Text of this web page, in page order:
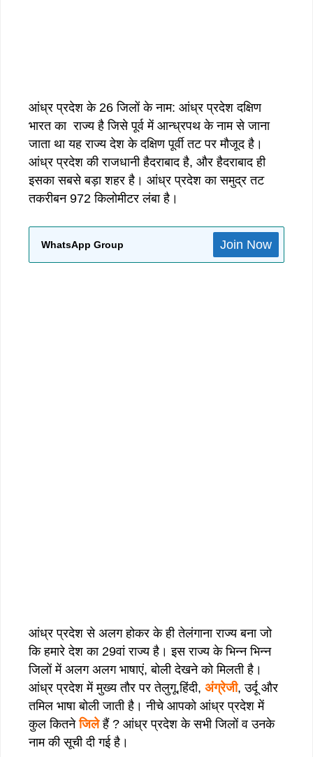
आंध्र प्रदेश के 26 जिलों के नाम: आंध्र प्रदेश दक्षिण
भारत का राज्य है जिसे पूर्व में आन्ध्रपथ के नाम से जाना
जाता था यह राज्य देश के दक्षिण पूर्वी तट पर मौजूद है।
आंध्र प्रदेश की राजधानी हैदराबाद है, और हैदराबाद ही
इसका सबसे बड़ा शहर है। आंध्र प्रदेश का समुद्र तट
तकरीबन 972 किलोमीटर लंबा है।
WhatsApp Group Join Now
आंध्र प्रदेश से अलग होकर के ही तेलंगाना राज्य बना जो
कि हमारे देश का 29वां राज्य है। इस राज्य के भिन्न भिन्न
जिलों में अलग अलग भाषाएं, बोली देखने को मिलती है।
आंध्र प्रदेश में मुख्य तौर पर तेलुगू,हिंदी, अंग्रेजी, उर्दू और
तमिल भाषा बोली जाती है। नीचे आपको आंध्र प्रदेश में
कुल कितनेजिलेहैं ? आंध्र प्रदेश के सभी जिलों व उनके
नाम की सूची दी गई है।